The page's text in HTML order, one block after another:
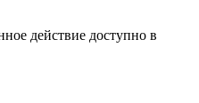
действие доступно в